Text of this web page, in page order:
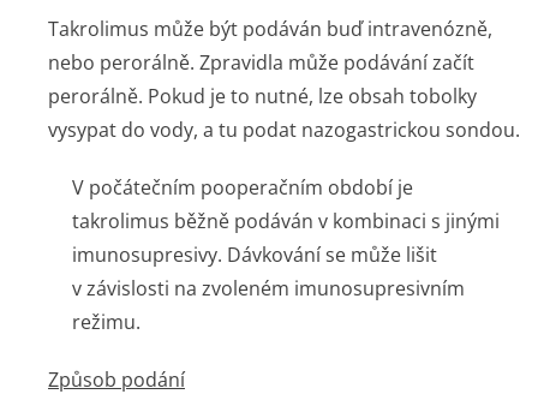
Takrolimus může být podáván buď intravenózně,
nebo perorálně. Zpravidla může podávání začít
perorálně. Pokud je to nutné, lze obsah tobolky
vysypat do vody, a tu podat nazogastrickou sondou.
V počátečním pooperačním období je
takrolimus běžně podáván v kombinaci s jinými
imunosupresivy. Dávkování se může lišit
v závislosti na zvoleném imunosupresivním
režimu.
Způsob podání